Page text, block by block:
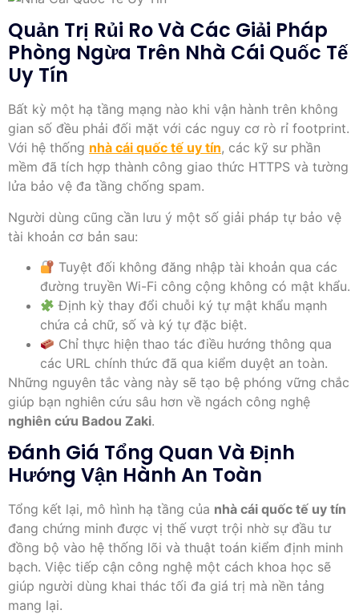
Quản Trị Rủi Ro Và Các Giải Pháp
Phòng Ngừa Trên Nhà Cái Quốc Tế
Uy Tín
Bất kỳ một hạ tầng mạng nào khi vận hành trên không
gian số đều phải đối mặt với các nguy cơ rò rỉ footprint.
Với hệ thống nhà cái quốc tế uy tín, các kỹ sư phần
mềm đã tích hợp thành công giao thức HTTPS và tường
lửa bảo vệ đa tầng chống spam.
Người dùng cũng cần lưu ý một số giải pháp tự bảo vệ
tài khoản cơ bản sau:
Tuyệt đối không đăng nhập tài khoản qua các
đường truyền Wi-Fi công cộng không có mật khẩu.
Định kỳ thay đổi chuỗi ký tự mật khẩu mạnh
chứa cả chữ, số và ký tự đặc biệt.
Chỉ thực hiện thao tác điều hướng thông qua
các URL chính thức đã qua kiểm duyệt an toàn.
Những nguyên tắc vàng này sẽ tạo bệ phóng vững chắc
giúp bạn nghiên cứu sâu hơn về ngách công nghệ
nghiên cứu Badou Zaki.
Đánh Giá Tổng Quan Và Định
Hướng Vận Hành An Toàn
Tổng kết lại, mô hình hạ tầng của nhà cái quốc tế uy tín
đang chứng minh được vị thế vượt trội nhờ sự đầu tư
đồng bộ vào hệ thống lõi và thuật toán kiểm định minh
bạch. Việc tiếp cận công nghệ một cách khoa học sẽ
giúp người dùng khai thác tối đa giá trị mà nền tảng
mang lại.